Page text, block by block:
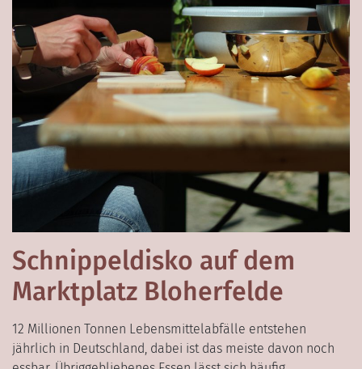
Schnippeldisko auf dem
Marktplatz Bloherfelde
12 Millionen Tonnen Lebensmittelabfälle entstehen
jährlich in Deutschland, dabei ist das meiste davon noch